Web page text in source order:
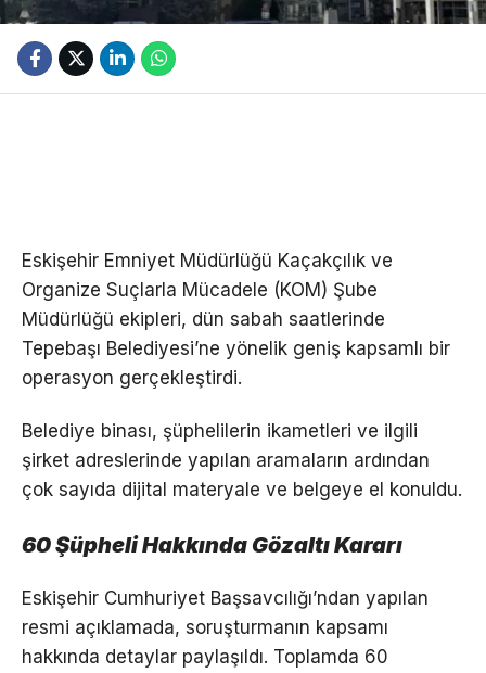
Eskişehir Emniyet Müdürlüğü Kaçakçılık ve
Organize Suçlarla Mücadele (KOM) Şube
Müdürlüğü ekipleri, dün sabah saatlerinde
Tepebaşı Belediyesi’ne yönelik geniş kapsamlı bir
operasyon gerçekleştirdi.
Belediye binası, şüphelilerin ikametleri ve ilgili
şirket adreslerinde yapılan aramaların ardından
çok sayıda dijital materyale ve belgeye el konuldu.
60 Şüpheli Hakkında Gözaltı Kararı
Eskişehir Cumhuriyet Başsavcılığı’ndan yapılan
resmi açıklamada, soruşturmanın kapsamı
hakkında detaylar paylaşıldı. Toplamda 60